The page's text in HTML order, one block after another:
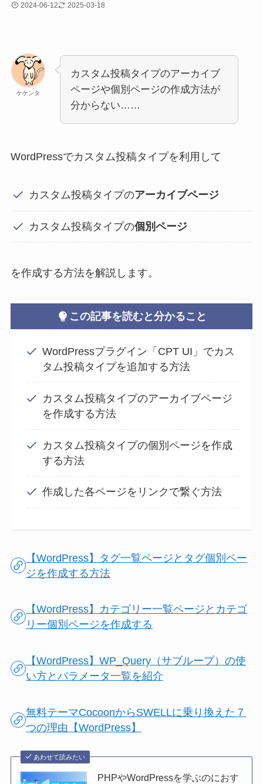
2024-06-12 2025-03-18
ケケンタ
カスタム投稿タイプのアーカイブ
ページや個別ページの作成方法が
分からない……
WordPressでカスタム投稿タイプを利用して
カスタム投稿タイプのアーカイブページ
カスタム投稿タイプの個別ページ
を作成する方法を解説します。
この記事を読むと分かること
WordPressプラグイン「CPT UI」でカス
タム投稿タイプを追加する方法
カスタム投稿タイプのアーカイブページ
を作成する方法
カスタム投稿タイプの個別ページを作成
する方法
作成した各ページをリンクで繋ぐ方法
【WordPress】タグ一覧ページとタグ個別ペー
ジを作成する方法
【WordPress】カテゴリー一覧ページとカテゴ
リー個別ページを作成する
【WordPress】WP_Query（サブループ）の使
い方とパラメータ一覧を紹介
無料テーマCocoonからSWELLに乗り換えた７
つの理由【WordPress】
あわせて読みたい
PHPやWordPressを学ぶのにおす